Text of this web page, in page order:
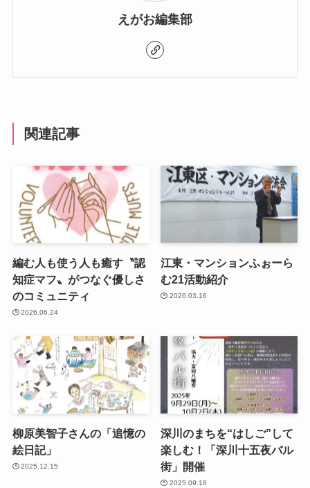
えがお編集部
関連記事
編む人も使う人も癒す〝認
知症マフ〟がつなぐ優しさ
のコミュニティ
2026.06.24
江東・マンションふぉーら
む21活動紹介
2026.03.16
柳原美智子さんの「追憶の
絵日記」
2025.12.15
深川のまちを“はしご”して
楽しむ！「深川十五夜バル
街」開催
2025.09.18